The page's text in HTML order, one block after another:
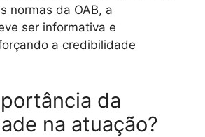
normas da OAB, a
ser informativa e
a credibilidade
da
na atuação?